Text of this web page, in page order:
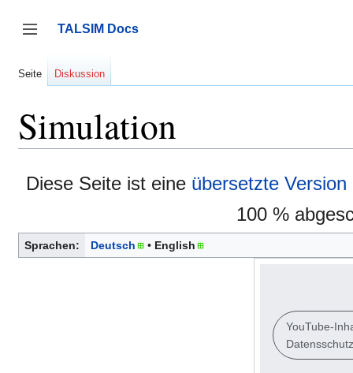
springen
Seitenleiste umschalten
TALSIM Docs
Seite Diskussion
Simulation
Diese Seite ist eine übersetzte Version
100 %
Sprachen: Deutsch English
YouTube-